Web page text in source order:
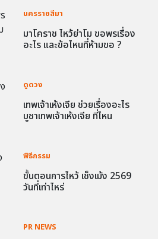
นครราชสีมา
มาโคราช ไหว้ย่าโม ขอพรเรื่อง
อะไร และข้อไหนที่ห้ามขอ ?
ดูดวง
เทพเจ้าเห้งเจีย ช่วยเรื่องอะไร
บูชาเทพเจ้าเห้งเจีย ที่ไหน
พิธีกรรม
ขั้นตอนการไหว้ เช็งเม้ง 2569
วันที่เท่าไหร่
PR NEWS